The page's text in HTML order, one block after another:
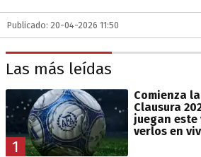
Publicado: 20-04-2026 11:50
Las más leídas
1
Comienza
Clausura
juegan este
verlos en